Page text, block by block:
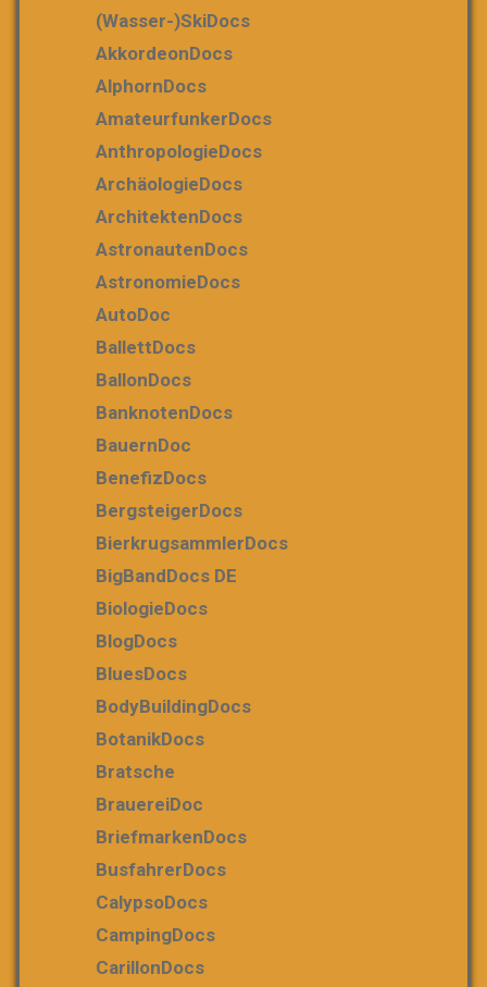
(Wasser-)SkiDocs
AkkordeonDocs
AlphornDocs
AmateurfunkerDocs
AnthropologieDocs
ArchäologieDocs
ArchitektenDocs
AstronautenDocs
AstronomieDocs
AutoDoc
BallettDocs
BallonDocs
BanknotenDocs
BauernDoc
BenefizDocs
BergsteigerDocs
BierkrugsammlerDocs
BigBandDocs DE
BiologieDocs
BlogDocs
BluesDocs
BodyBuildingDocs
BotanikDocs
Bratsche
BrauereiDoc
BriefmarkenDocs
BusfahrerDocs
CalypsoDocs
CampingDocs
CarillonDocs